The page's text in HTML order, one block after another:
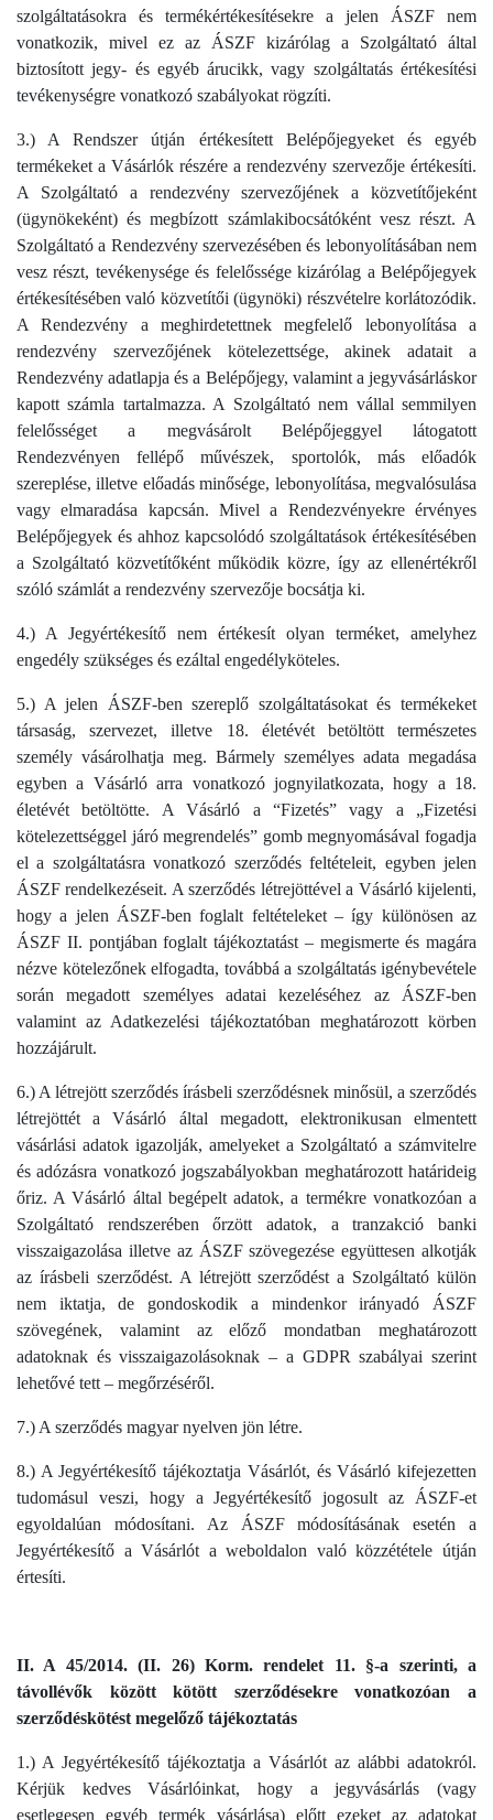
szolgáltatásokra és termékértékesítésekre a jelen ÁSZF nem
vonatkozik, mivel ez az ÁSZF kizárólag a Szolgáltató által
biztosított jegy- és egyéb árucikk, vagy szolgáltatás értékesítési
tevékenységre vonatkozó szabályokat rögzíti.
3.) A Rendszer útján értékesített Belépőjegyeket és egyéb
termékeket a Vásárlók részére a rendezvény szervezője értékesíti.
A Szolgáltató a rendezvény szervezőjének a közvetítőjeként
(ügynökeként) és megbízott számlakibocsátóként vesz részt. A
Szolgáltató a Rendezvény szervezésében és lebonyolításában nem
vesz részt, tevékenysége és felelőssége kizárólag a Belépőjegyek
értékesítésében való közvetítői (ügynöki) részvételre korlátozódik.
A Rendezvény a meghirdetettnek megfelelő lebonyolítása a
rendezvény szervezőjének kötelezettsége, akinek adatait a
Rendezvény adatlapja és a Belépőjegy, valamint a jegyvásárláskor
kapott számla tartalmazza. A Szolgáltató nem vállal semmilyen
felelősséget a megvásárolt Belépőjeggyel látogatott
Rendezvényen fellépő művészek, sportolók, más előadók
szereplése, illetve előadás minősége, lebonyolítása, megvalósulása
vagy elmaradása kapcsán. Mivel a Rendezvényekre érvényes
Belépőjegyek és ahhoz kapcsolódó szolgáltatások értékesítésében
a Szolgáltató közvetítőként működik közre, így az ellenértékről
szóló számlát a rendezvény szervezője bocsátja ki.
4.) A Jegyértékesítő nem értékesít olyan terméket, amelyhez
engedély szükséges és ezáltal engedélyköteles.
5.) A jelen ÁSZF-ben szereplő szolgáltatásokat és termékeket
társaság, szervezet, illetve 18. életévét betöltött természetes
személy vásárolhatja meg. Bármely személyes adata megadása
egyben a Vásárló arra vonatkozó jognyilatkozata, hogy a 18.
életévét betöltötte. A Vásárló a “Fizetés” vagy a „Fizetési
kötelezettséggel járó megrendelés” gomb megnyomásával fogadja
el a szolgáltatásra vonatkozó szerződés feltételeit, egyben jelen
ÁSZF rendelkezéseit. A szerződés létrejöttével a Vásárló kijelenti,
hogy a jelen ÁSZF-ben foglalt feltételeket – így különösen az
ÁSZF II. pontjában foglalt tájékoztatást – megismerte és magára
nézve kötelezőnek elfogadta, továbbá a szolgáltatás igénybevétele
során megadott személyes adatai kezeléséhez az ÁSZF-ben
valamint az Adatkezelési tájékoztatóban meghatározott körben
hozzájárult.
6.) A létrejött szerződés írásbeli szerződésnek minősül, a szerződés
létrejöttét a Vásárló által megadott, elektronikusan elmentett
vásárlási adatok igazolják, amelyeket a Szolgáltató a számvitelre
és adózásra vonatkozó jogszabályokban meghatározott határideig
őriz. A Vásárló által begépelt adatok, a termékre vonatkozóan a
Szolgáltató rendszerében őrzött adatok, a tranzakció banki
visszaigazolása illetve az ÁSZF szövegezése együttesen alkotják
az írásbeli szerződést. A létrejött szerződést a Szolgáltató külön
nem iktatja, de gondoskodik a mindenkor irányadó ÁSZF
szövegének, valamint az előző mondatban meghatározott
adatoknak és visszaigazolásoknak – a GDPR szabályai szerint
lehetővé tett – megőrzéséről.
7.) A szerződés magyar nyelven jön létre.
8.) A Jegyértékesítő tájékoztatja Vásárlót, és Vásárló kifejezetten
tudomásul veszi, hogy a Jegyértékesítő jogosult az ÁSZF-et
egyoldalúan módosítani. Az ÁSZF módosításának esetén a
Jegyértékesítő a Vásárlót a weboldalon való közzététele útján
értesíti.
II. A 45/2014. (II. 26) Korm. rendelet 11. §-a szerinti, a
távollévők között kötött szerződésekre vonatkozóan a
szerződéskötést megelőző tájékoztatás
1.) A Jegyértékesítő tájékoztatja a Vásárlót az alábbi adatokról.
Kérjük kedves Vásárlóinkat, hogy a jegyvásárlás (vagy
esetlegesen egyéb termék vásárlása) előtt ezeket az adatokat